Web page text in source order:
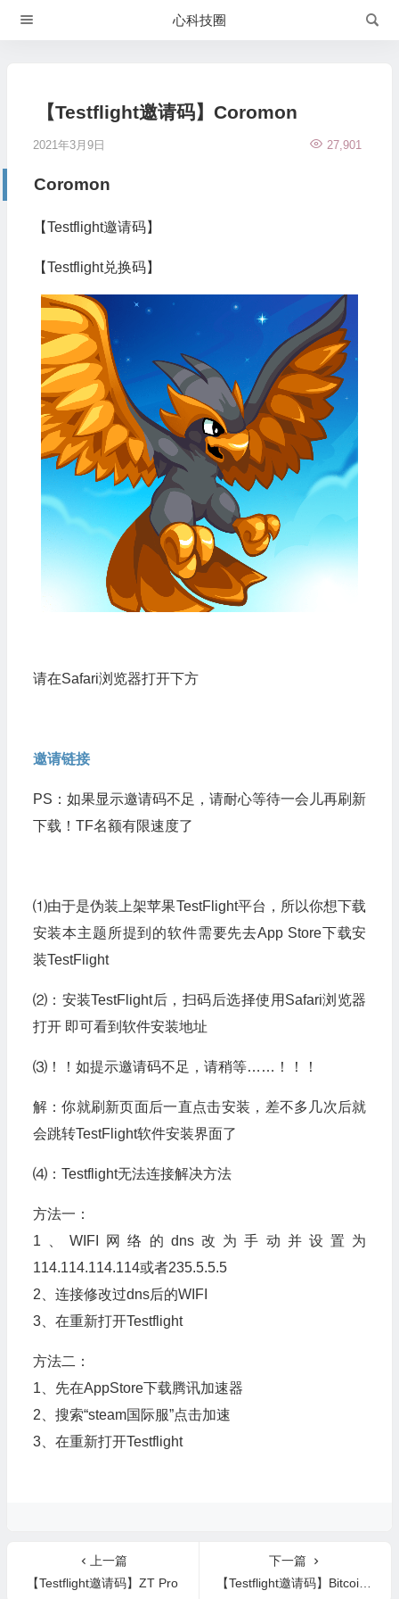
心科技圈
【Testflight邀请码】Coromon
2021年3月9日 27,901
Coromon
【Testflight邀请码】
【Testflight兑换码】
请在Safari浏览器打开下方
邀请链接
PS：如果显示邀请码不足，请耐心等待一会儿再刷新
下载！TF名额有限速度了
⑴由于是伪装上架苹果TestFlight平台，所以你想下载
安装本主题所提到的软件需要先去App Store下载安
装TestFlight
⑵：安装TestFlight后，扫码后选择使用Safari浏览器
打开 即可看到软件安装地址
⑶！！如提示邀请码不足，请稍等……！！！
解：你就刷新页面后一直点击安装，差不多几次后就
会跳转TestFlight软件安装界面了
⑷：Testflight无法连接解决方法
方法一：
1、WIFI网络的dns改为手动并设置为
114.114.114.114或者235.5.5.5
2、连接修改过dns后的WIFI
3、在重新打开Testflight
方法二：
1、先在AppStore下载腾讯加速器
2、搜索“steam国际服”点击加速
3、在重新打开Testflight
上一篇
【Testflight邀请码】ZT Pro
下一篇
【Testflight邀请码】Bitcoin Bounce